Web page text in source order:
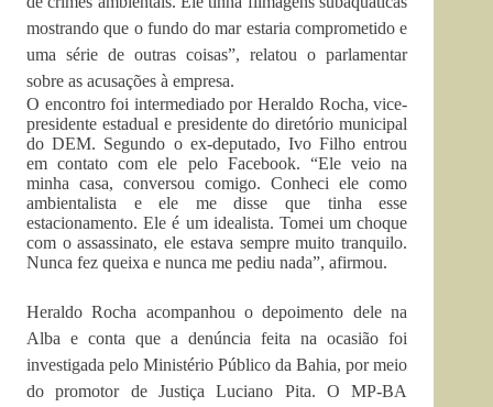
mostrando que o fundo do mar estaria comprometido e
uma série de outras coisas”, relatou o parlamentar
sobre as acusações à empresa.
O encontro foi intermediado por Heraldo Rocha, vice-
presidente estadual e presidente do diretório municipal
do DEM. Segundo o ex-deputado, Ivo Filho entrou
em contato com ele pelo Facebook. “Ele veio na
minha casa, conversou comigo. Conheci ele como
ambientalista e ele me disse que tinha esse
estacionamento. Ele é um idealista. Tomei um choque
com o assassinato, ele estava sempre muito tranquilo.
Nunca fez queixa e nunca me pediu nada”, afirmou.
Heraldo Rocha acompanhou o depoimento dele na
Alba e conta que a denúncia feita na ocasião foi
investigada pelo Ministério Público da Bahia, por meio
do promotor de Justiça Luciano Pita. O MP-BA